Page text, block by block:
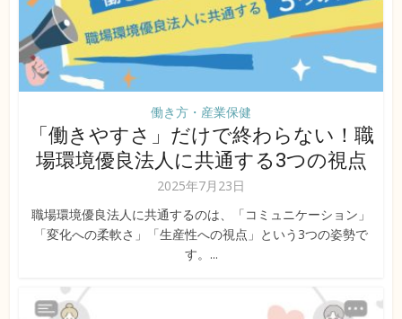
働き方・産業保健
「働きやすさ」だけで終わらない！職
場環境優良法人に共通する3つの視点
2025年7月23日
職場環境優良法人に共通するのは、「コミュニケーション」
「変化への柔軟さ」「生産性への視点」という3つの姿勢で
す。...